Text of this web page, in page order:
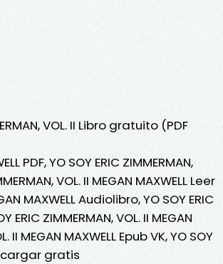
VOL. II Libro gratuito (PDF
PDF, YO SOY ERIC ZIMMERMAN,
VOL. II MEGAN MAXWELL Leer
MAXWELL Audiolibro, YO SOY ERIC
ERIC ZIMMERMAN, VOL. II MEGAN
II MEGAN MAXWELL Epub VK, YO SOY
gratis